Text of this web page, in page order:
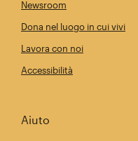
Newsroom
Dona nel luogo in cui vivi
Lavora con noi
Accessibilità
Aiuto